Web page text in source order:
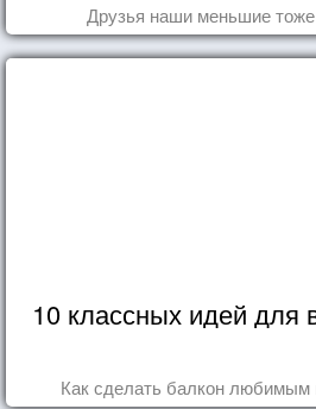
Друзья наши меньшие
10 классных идей для
Как сделать балкон любимым